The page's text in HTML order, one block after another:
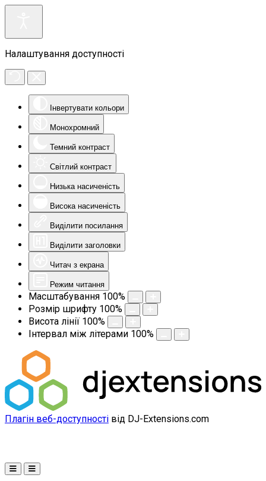
Налаштування доступності
Інвертувати кольори
Монохромний
Темний контраст
Світлий контраст
Низька насиченість
Висока насиченість
Виділити посилання
Виділити заголовки
Читач з екрана
Режим читання
Масштабування 100%
Розмір шрифту 100%
Висота лінії 100%
Інтервал між літерами 100%
Плагін веб-доступності від DJ-Extensions.com